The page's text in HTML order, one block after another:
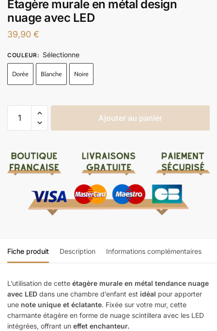
Étagère murale en métal design
nuage avec LED
39,90 €
COULEUR: Sélectionne
Dorée Blanche Noire
Ajouter au panier
Fiche produit Description Informations complémentaires
L’utilisation de cette étagère murale en métal tendance nuage
avec LED dans une chambre d’enfant est idéal pour apporter
une note unique et éclatante. Fixée sur votre mur, cette
charmante étagère en forme de nuage scintillera avec les LED
intégrées, offrant un effet enchanteur.